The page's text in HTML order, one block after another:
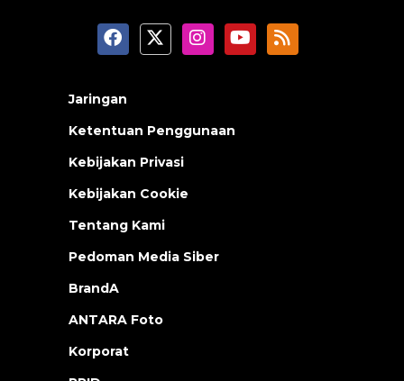
Jaringan
Ketentuan Penggunaan
Kebijakan Privasi
Kebijakan Cookie
Tentang Kami
Pedoman Media Siber
BrandA
ANTARA Foto
Korporat